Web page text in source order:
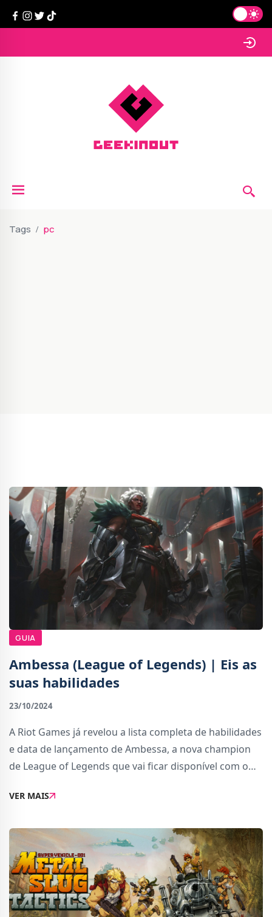
Tags pc
GUIA
Ambessa (League of Legends) | Eis as
suas habilidades
23/10/2024
A Riot Games já revelou a lista completa de habilidades
e data de lançamento de Ambessa, a nova champion
de League of Legends que vai ficar disponível com o
personagens do universo League of Legends
VER MAIS